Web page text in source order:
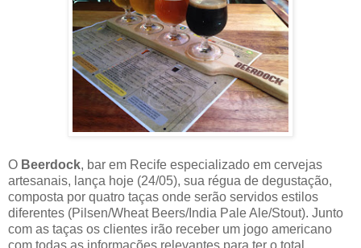
O Beerdock, bar em Recife especializado em cervejas
artesanais, lança hoje (24/05), sua régua de degustação,
composta por quatro taças onde serão servidos estilos
diferentes (Pilsen/Wheat Beers/India Pale Ale/Stout). Junto
com as taças os clientes irão receber um jogo americano